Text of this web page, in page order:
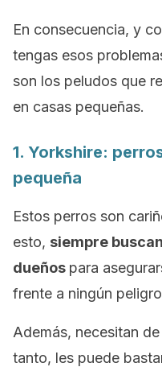
En consecuencia, y
tengas esos
son los peludos que
en casas pequeñas.
1. Yorkshire:
pequeña
Estos perros son
esto, siempre
dueños para
frente a ningún
Además, necesitan
tanto, les puede